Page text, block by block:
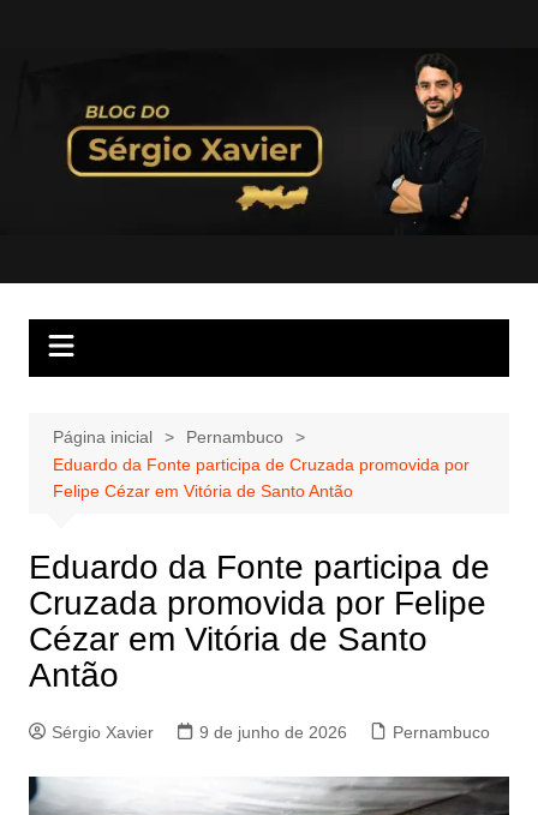
Página inicial
Pernambuco
Eduardo da Fonte participa de Cruzada promovida por
Felipe Cézar em Vitória de Santo Antão
Eduardo da Fonte participa de
Cruzada promovida por Felipe
Cézar em Vitória de Santo
Antão
Sérgio Xavier 9 de junho de 2026 Pernambuco